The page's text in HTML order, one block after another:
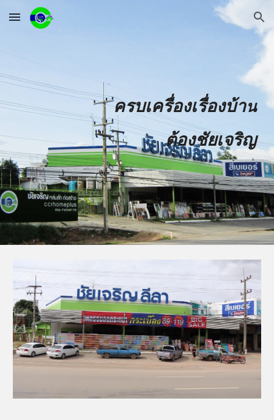
Skip to main content Skip to navigation
ครบเครื่องเรื่องบ้าน
ต้องชัยเจริญ